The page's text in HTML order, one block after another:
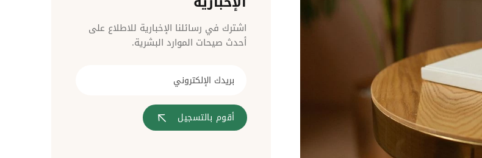
اشترك في رسائلنا الإخبارية للاطلاع على
أحدث صيحات الموارد البشرية.
أقوم بالتسجيل
مراقبة الدخول